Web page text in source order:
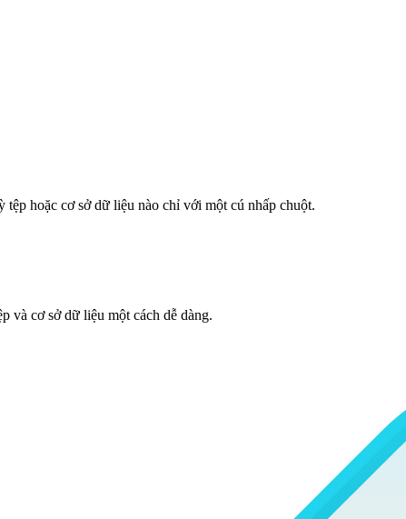
hoặc cơ sở dữ liệu nào chỉ với một cú nhấp chuột.
và cơ sở dữ liệu một cách dễ dàng.